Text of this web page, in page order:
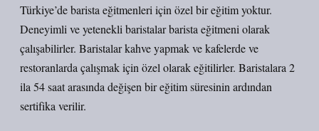
Türkiye’de barista eğitmenleri için özel bir eğitim yoktur.
Deneyimli ve yetenekli baristalar barista eğitmeni olarak
çalışabilirler. Baristalar kahve yapmak ve kafelerde ve
restoranlarda çalışmak için özel olarak eğitilirler. Baristalara 2
ila 54 saat arasında değişen bir eğitim süresinin ardından
sertifika verilir.